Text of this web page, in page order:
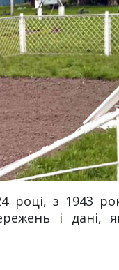
році, з 1943
і дані,